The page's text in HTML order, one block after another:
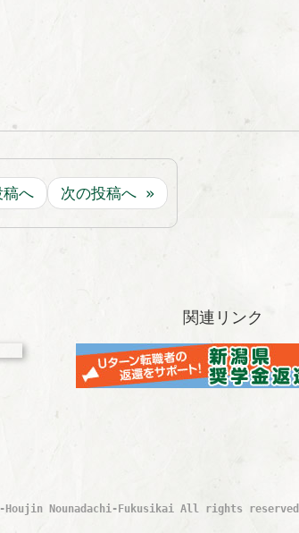
へ 次の投稿へ »
関連リンク
Houjin Nounadachi-Fukusikai All rights